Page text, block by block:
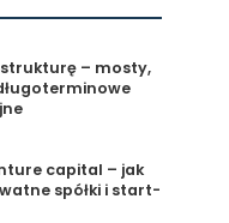
– mosty,
capital – jak
spółki i start-